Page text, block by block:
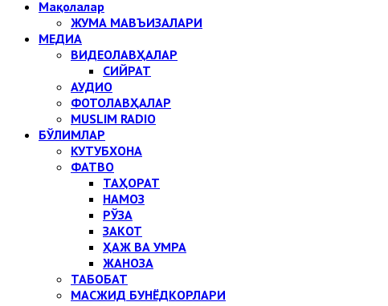
Мақолалар
ЖУМА МАВЪИЗАЛАРИ
МЕДИА
ВИДЕОЛАВҲАЛАР
СИЙРАТ
АУДИО
ФОТОЛАВҲАЛАР
MUSLIM RADIO
БЎЛИМЛАР
КУТУБХОНА
ФАТВО
ТАҲОРАТ
НАМОЗ
РЎЗА
ЗАКОТ
ҲАЖ ВА УМРА
ЖАНОЗА
ТАБОБАТ
МАСЖИД БУНЁДКОРЛАРИ